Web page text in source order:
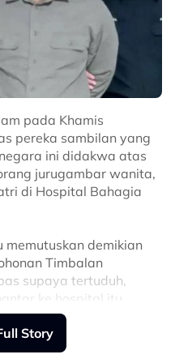
tindakan
menyatakan pakaian
akan rosak apabila
akan digunakan untuk
ini.
buat macam
la tanjak basuh
kena air.
air. Aksesori
juga telah tampil
butik pakaian
pada Khamis
pereka sambilan yang
ini didakwa atas
jurugambar wanita,
di Hospital Bahagia
memutuskan demikian
Timbalan
supaya tertuduh,
ke hospital itu
Jenayah (CPC).
yang memakai
Story